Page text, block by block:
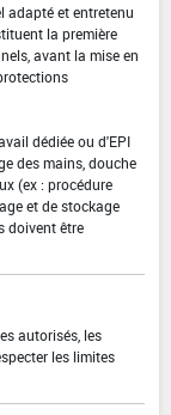
adapté et entretenu
la première
avant la mise en
dédiée ou d'EPI
des mains, douche
(ex : procédure
et de stockage
doivent être
autorisés, les
les limites